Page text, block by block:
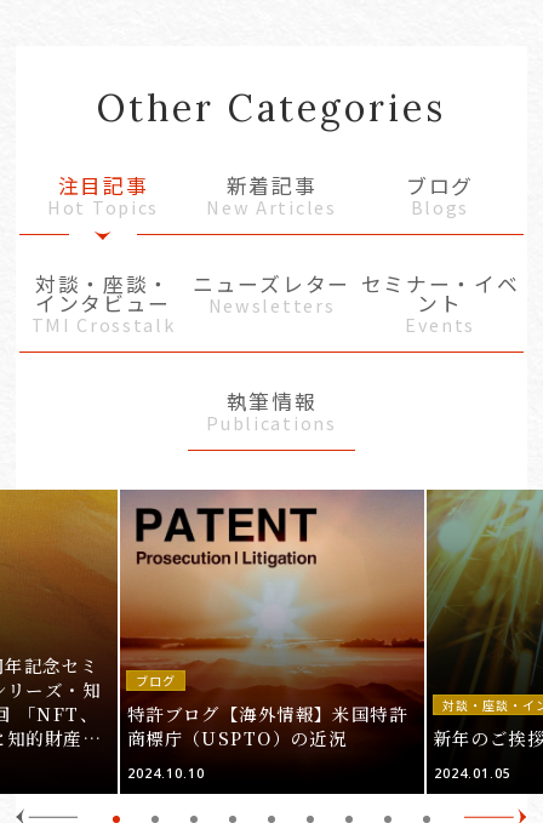
Other Categories
注目記事
Hot Topics
新着記事
New Articles
ブログ
Blogs
対談・座談・
インタビュー
TMI Crosstalk
ニューズレター
Newsletters
セミナー・イベ
ント
Events
執筆情報
Publications
記念セミ
リーズ・知
「NFT、
知的財産
ブログ
特許ブログ【海外情報】米国特許
商標庁（USPTO）の近況
2024.10.10
対談・座談・イ
新年のご挨
2024.01.05